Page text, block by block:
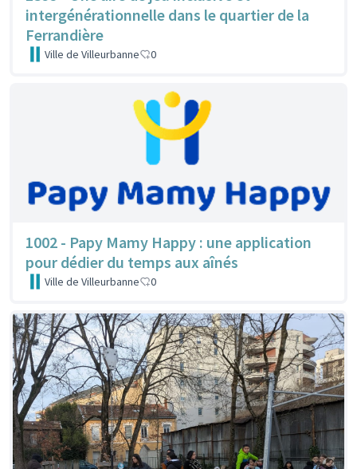
intergénérationnelle dans le quartier de la
Ferrandière
Ville de Villeurbanne 0
1002 - Papy Mamy Happy : une application
pour dédier du temps aux aînés
Ville de Villeurbanne 0